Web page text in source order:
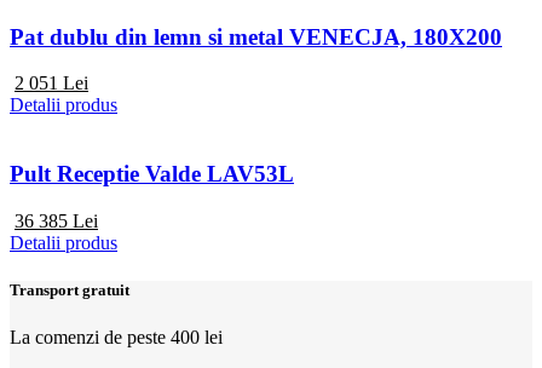
Pat dublu din lemn si metal VENECJA, 180X200
2 051 Lei
Detalii produs
Pult Receptie Valde LAV53L
36 385 Lei
Detalii produs
Transport gratuit
La comenzi de peste 400 lei